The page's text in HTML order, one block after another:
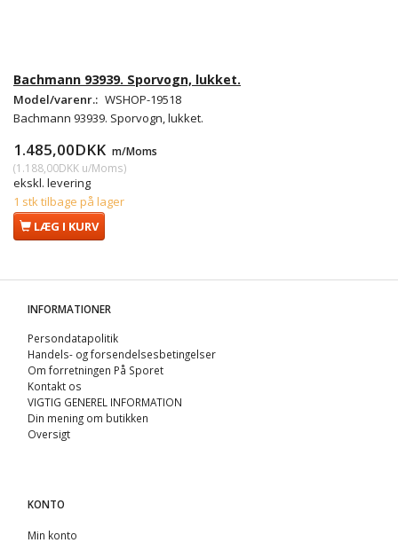
Bachmann 93939. Sporvogn, lukket.
Model/varenr.: WSHOP-19518
Bachmann 93939. Sporvogn, lukket.
1.485,00DKK m/Moms
(1.188,00DKK u/Moms)
ekskl. levering
1 stk tilbage på lager
LÆG I KURV
INFORMATIONER
Persondatapolitik
Handels- og forsendelsesbetingelser
Om forretningen På Sporet
Kontakt os
VIGTIG GENEREL INFORMATION
Din mening om butikken
Oversigt
KONTO
Min konto